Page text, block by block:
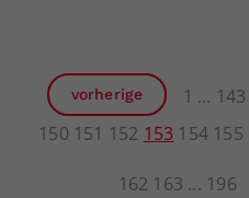
vorherige 1 143
150 151 152 153 154 155
162 163 196